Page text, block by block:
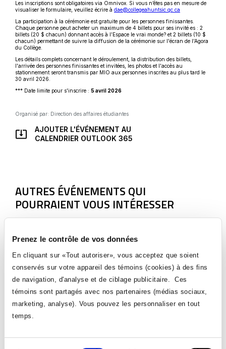
Prenez le contrôle de vos données
En cliquant sur «Tout autoriser», vous acceptez que soient
conservés sur votre appareil des témoins (cookies) à des fins
de navigation, d'analyse et de ciblage publicitaire. Ces
témoins sont partagés avec nos partenaires (médias sociaux,
marketing, analyse). Vous pouvez les personnaliser en tout
temps.
Les inscriptions sont obligatoires via Omnivox. Si vous n’êtes pas en mesure de
visualiser le formulaire, veuillez écrire à dae@collegeahuntsic.qc.ca
La participation à la cérémonie est gratuite pour les personnes finissantes.
Chaque personne peut acheter un maximum de 4 billets pour ses invité·es : 2
billets (20 $ chacun) donnant accès à l’Espace le vrai monde? et 2 billets (10 $
chacun) permettant de suivre la diffusion de la cérémonie sur l'écran de l’Agora
du Collège.
Les détails complets concernant le déroulement, la distribution des billets,
l'arrivée des personnes finissantes et invitées, les photos et l'accès au
stationnement seront transmis par MIO aux personnes inscrites au plus tard le
30 avril 2026.
*** Date limite pour s'inscrire : 5 avril 2026
Organisé par: Direction des affaires étudiantes
AJOUTER L'ÉVÉNEMENT AU
CALENDRIER OUTLOOK 365
CE
FENÊTRE
AUTRES ÉVÉNEMENTS QUI
POURRAIENT VOUS INTÉRESSER